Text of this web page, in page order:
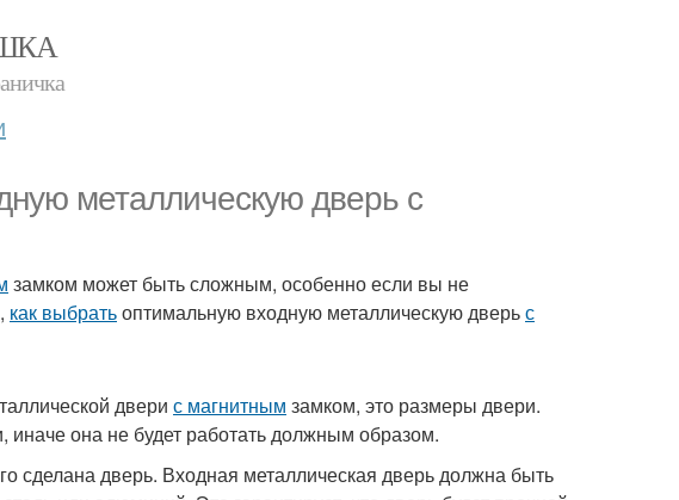
металлическую дверь с
замком может быть сложным, особенно если вы не
как выбратьоптимальную входную металлическую дверьс
двери с магнитным замком, это размеры двери.
она не будет работать должным образом.
сделана дверь. Входная металлическая дверь должна быть